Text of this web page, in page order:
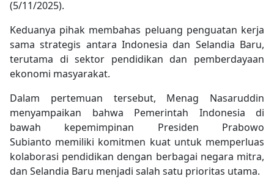
(5/11/2025).
Keduanya pihak membahas peluang penguatan kerja
sama strategis antara Indonesia dan Selandia Baru,
terutama di sektor pendidikan dan pemberdayaan
ekonomi masyarakat.
Dalam pertemuan tersebut, Menag Nasaruddin
menyampaikan bahwa Pemerintah Indonesia di
bawah kepemimpinan Presiden Prabowo
Subianto memiliki komitmen kuat untuk memperluas
kolaborasi pendidikan dengan berbagai negara mitra,
dan Selandia Baru menjadi salah satu prioritas utama.